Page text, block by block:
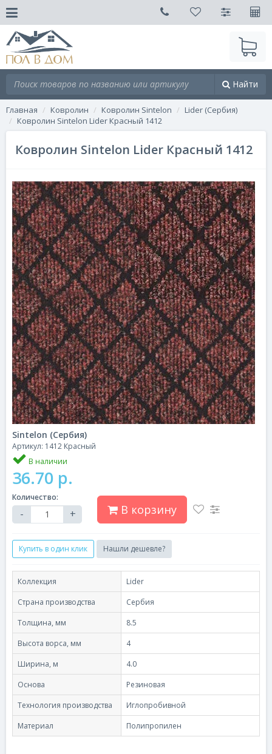
Найти
Главная Ковролин Ковролин Sintelon
Lider (Сербия)
Ковролин Sintelon Lider Красный 1412
Ковролин Sintelon Lider Красный 1412
Sintelon (Сербия)
Артикул: 1412 Красный
В наличии
36.70 р.
Количество:
- + В корзину
Купить в один клик Нашли дешевле?
Коллекция
Lider
Страна производства
Сербия
Толщина, мм
8.5
Высота ворса, мм
4
Ширина, м
4.0
Основа
Резиновая
Технология производства
Иглопробивной
Материал
Полипропилен